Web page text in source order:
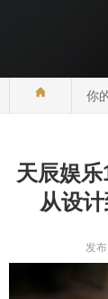
你
天辰娱乐
从设
发